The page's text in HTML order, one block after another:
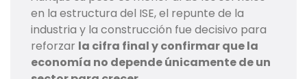
en la estructura del ISE, el repunte de la
industria y la construcción fue decisivo para
reforzar la cifra final y confirmar que la
economía no depende únicamente de un